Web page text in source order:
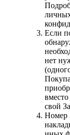
Если
нет
свой
Номер